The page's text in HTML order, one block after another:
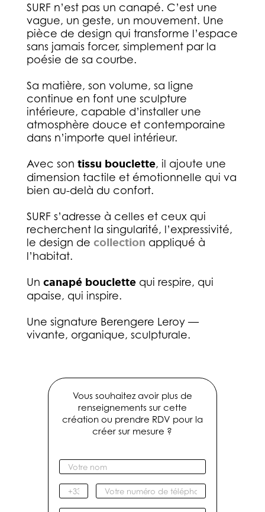
SURF n’est pas un canapé. C’est une
vague, un geste, un mouvement. Une
pièce de design qui transforme l’espace
sans jamais forcer, simplement par la
poésie de sa courbe.
Sa matière, son volume, sa ligne
continue en font une sculpture
intérieure, capable d’installer une
atmosphère douce et contemporaine
dans n’importe quel intérieur.
Avec son tissu bouclette, il ajoute une
dimension tactile et émotionnelle qui va
bien au-delà du confort.
SURF s’adresse à celles et ceux qui
recherchent la singularité, l’expressivité,
le design de collection appliqué à
l’habitat.
Un canapé bouclettequi respire, qui
apaise, qui inspire.
Une signature Berengere Leroy —
vivante, organique, sculpturale.
Vous souhaitez avoir plus de
renseignements sur cette
création ou prendre RDV pour la
créer sur mesure ?
V
o
t
r
e
I
n
V
o